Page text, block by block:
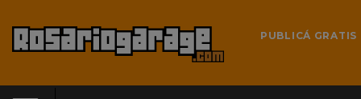
PUBLICÁ GRATIS